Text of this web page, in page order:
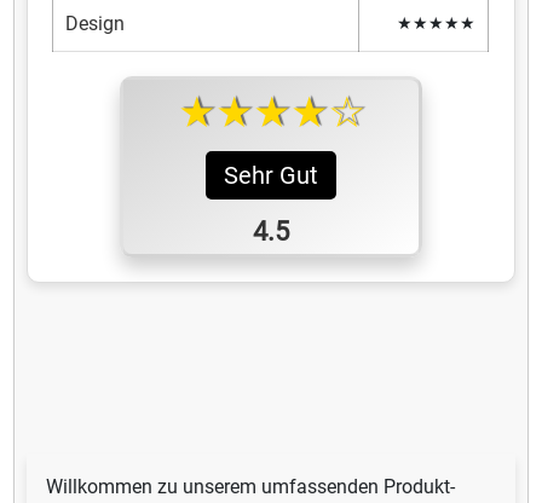
Design ★★★★★
★★★★☆
Sehr Gut
4.5
Willkommen zu unserem umfassenden Produkt-